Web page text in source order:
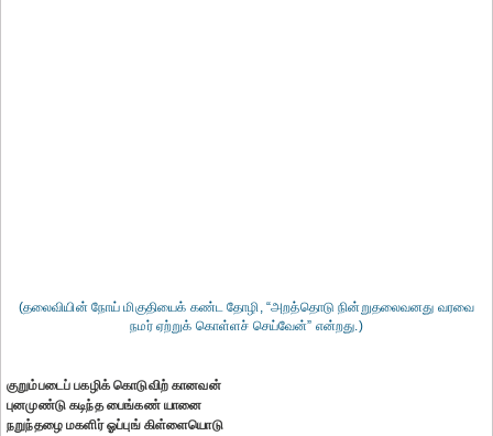
(தலைவியின் நோய் மிகுதியைக் கண்ட தோழி, “அறத்தொடு நின்றுதலைவனது வரவை
நமர் ஏற்றுக் கொள்ளச் செய்வேன்” என்றது.)
குறும்படைப் பகழிக் கொடுவிற் கானவன்
புனமுண்டு கடிந்த பைங்கண் யானை
நறுந்தழை மகளிர் ஓப்புங் கிள்ளையொடு